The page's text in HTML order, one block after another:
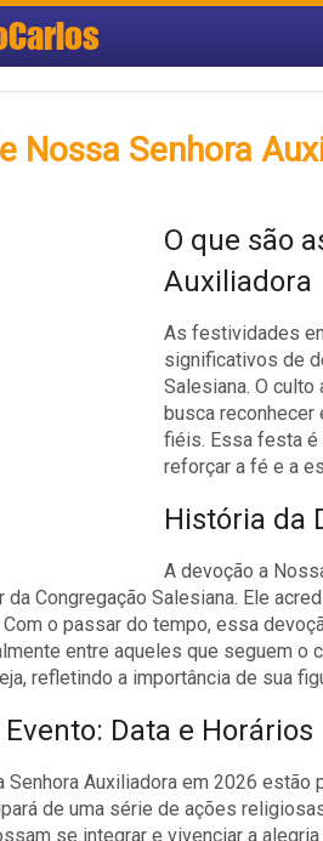
Nossa Senhora
O que são
Auxiliadora
As festividades
significativos de
Salesiana. O culto
busca reconhecer
fiéis. Essa festa é
reforçar a fé e a
História da
A devoção a
Congregação Salesiana. Ele
o passar do tempo, essa
entre aqueles que seguem o
refletindo a importância de sua
Data e Horários
Auxiliadora em 2026
de uma série de ações
se integrar e vivenciar a alegria